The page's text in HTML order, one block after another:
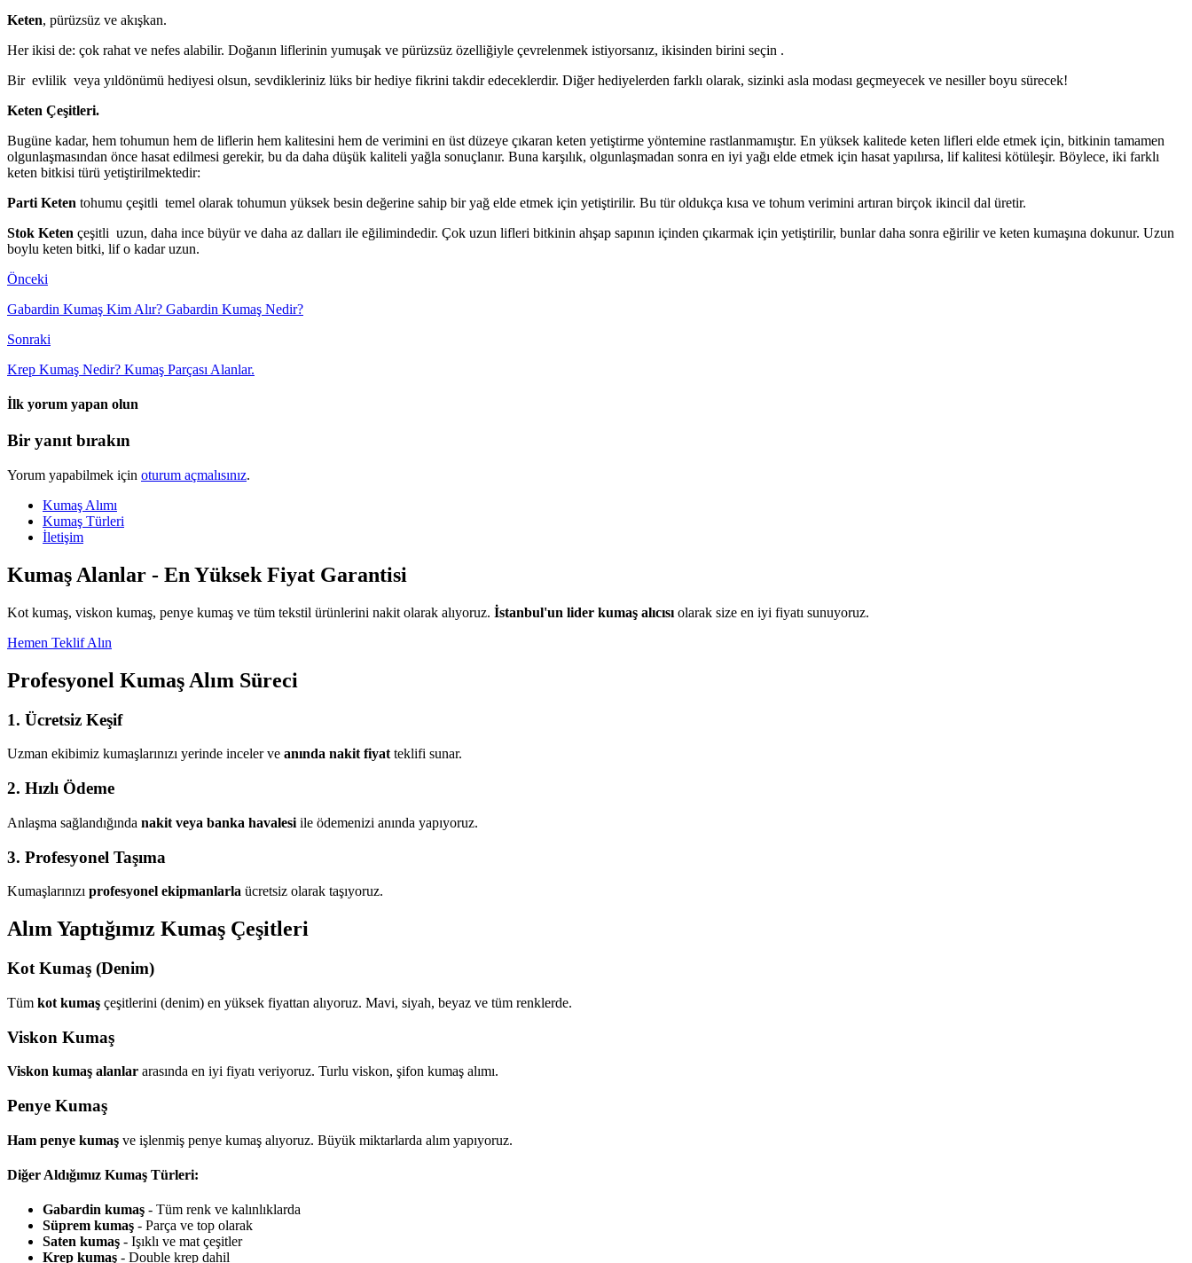
Keten, pürüzsüz ve akışkan.
Her ikisi de: çok rahat ve nefes alabilir. Doğanın liflerinin yumuşak ve pürüzsüz özelliğiyle çevrelenmek istiyorsanız, ikisinden birini seçin .
Bir evlilik veya yıldönümü hediyesi olsun, sevdikleriniz lüks bir hediye fikrini takdir edeceklerdir. Diğer hediyelerden farklı olarak, sizinki asla modası geçmeyecek ve nesiller boyu sürecek!
Keten Çeşitleri.
Bugüne kadar, hem tohumun hem de liflerin hem kalitesini hem de verimini en üst düzeye çıkaran keten yetiştirme yöntemine rastlanmamıştır. En yüksek kalitede keten lifleri elde etmek için, bitkinin tamamen
olgunlaşmasından önce hasat edilmesi gerekir, bu da daha düşük kaliteli yağla sonuçlanır. Buna karşılık, olgunlaşmadan sonra en iyi yağı elde etmek için hasat yapılırsa, lif kalitesi kötüleşir. Böylece, iki farklı
keten bitkisi türü yetiştirilmektedir:
Parti Keten tohumu çeşitli temel olarak tohumun yüksek besin değerine sahip bir yağ elde etmek için yetiştirilir. Bu tür oldukça kısa ve tohum verimini artıran birçok ikincil dal üretir.
Stok Keten çeşitli uzun, daha ince büyür ve daha az dalları ile eğilimindedir. Çok uzun lifleri bitkinin ahşap sapının içinden çıkarmak için yetiştirilir, bunlar daha sonra eğirilir ve keten kumaşına dokunur. Uzun
boylu keten bitki, lif o kadar uzun.
Önceki
Gabardin Kumaş Kim Alır? Gabardin Kumaş Nedir?
Sonraki
Krep Kumaş Nedir? Kumaş Parçası Alanlar.
İlk yorum yapan olun
Bir yanıt bırakın
Yorum yapabilmek için oturum açmalısınız.
Kumaş Alımı
Kumaş Türleri
İletişim
Kumaş Alanlar - En Yüksek Fiyat Garantisi
Kot kumaş, viskon kumaş, penye kumaş ve tüm tekstil ürünlerini nakit olarak alıyoruz. İstanbul'un lider kumaş alıcısı olarak size en iyi fiyatı sunuyoruz.
Hemen Teklif Alın
Profesyonel Kumaş Alım Süreci
1. Ücretsiz Keşif
Uzman ekibimiz kumaşlarınızı yerinde inceler ve anında nakit fiyatteklifi sunar.
2. Hızlı Ödeme
Anlaşma sağlandığında nakit veya banka havalesi ile ödemenizi anında yapıyoruz.
3. Profesyonel Taşıma
Kumaşlarınızı profesyonel ekipmanlarla ücretsiz olarak taşıyoruz.
Alım Yaptığımız Kumaş Çeşitleri
Kot Kumaş (Denim)
Tüm kot kumaş çeşitlerini (denim) en yüksek fiyattan alıyoruz. Mavi, siyah, beyaz ve tüm renklerde.
Viskon Kumaş
Viskon kumaş alanlar arasında en iyi fiyatı veriyoruz. Turlu viskon, şifon kumaş alımı.
Penye Kumaş
Ham penye kumaş ve işlenmiş penye kumaş alıyoruz. Büyük miktarlarda alım yapıyoruz.
Diğer Aldığımız Kumaş Türleri:
Gabardin kumaş - Tüm renk ve kalınlıklarda
Süprem kumaş - Parça ve top olarak
Saten kumaş - Işıklı ve mat çeşitler
Krep kumaş - Double krep dahil